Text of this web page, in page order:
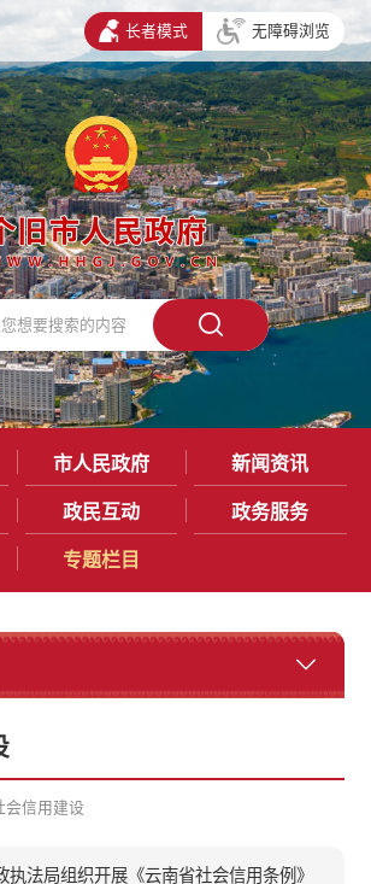
长者模式 无障碍浏览
市人民政府 新闻资讯
政民互动 政务服务
专题栏目
会信用建设
执法局组织开展《云南省社会信用条例》